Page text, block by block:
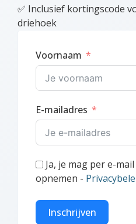
✅ Inclusief kortingscode
driehoek
Voornaam
E-mailadres
Ja, je mag per e-
opnemen -
Inschrijven